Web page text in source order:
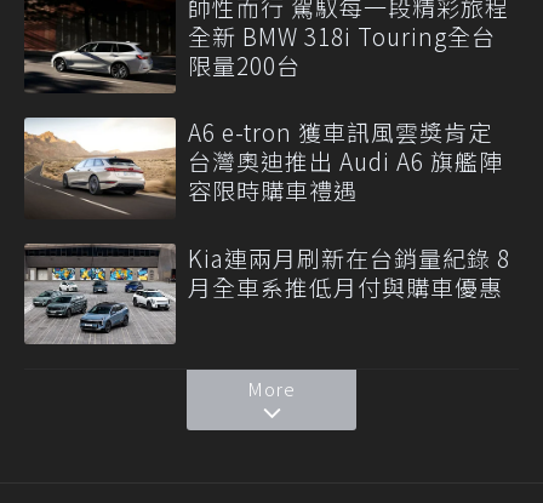
帥性而行 駕馭每一段精彩旅程
全新 BMW 318i Touring全台
限量200台
A6 e-tron 獲車訊風雲獎肯定
台灣奧迪推出 Audi A6 旗艦陣
容限時購車禮遇
Kia連兩月刷新在台銷量紀錄 8
月全車系推低月付與購車優惠
More